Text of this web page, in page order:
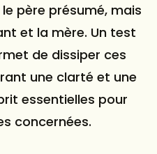
père présumé, mais
et la mère. Un test
de dissiper ces
une clarté et une
essentielles pour
concernées.